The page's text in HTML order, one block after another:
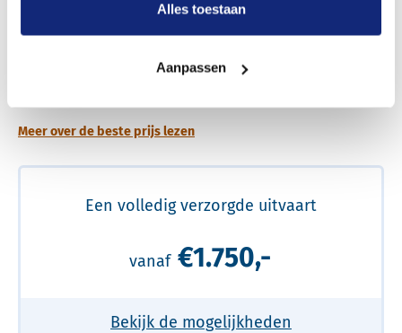
Alles toestaan
Aanpassen
Een betere uitvaart ervaring voor een betere
Meer over de beste prijs lezen
Een volledig verzorgde uitvaart
vanaf €1.750,-
Bekijk de mogelijkheden